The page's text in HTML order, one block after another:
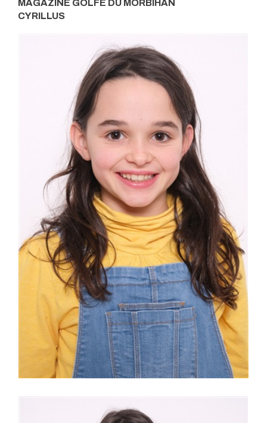
MAGAZINE GOLFE DU MORBIHAN
CYRILLUS